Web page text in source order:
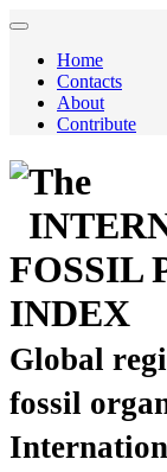
Home
Contacts
About
Contribute
The
FOSSIL
INDEX
Global
fossil